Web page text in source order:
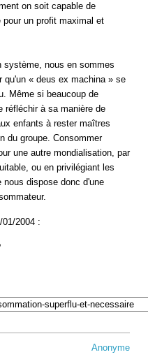
on soit capable de
un profit maximal et
système, nous en sommes
« deus ex machina » se
Même si beaucoup de
réfléchir à sa manière de
enfants à rester maîtres
du groupe. Consommer
une autre mondialisation, par
ou en privilégiant les
dispose donc d'une
2004 :
Anonyme